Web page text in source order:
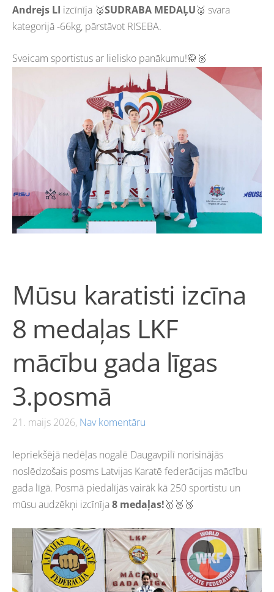
Andrejs LI izcīnīja 🥈SUDRABA MEDAĻU🥈 svara
kategorijā -66kg, pārstāvot RISEBA.
Sveicam sportistus ar lielisko panākumu!🥋🥈
Mūsu karatisti izcīna
8 medaļas LKF
mācību gada līgas
3.posmā
21. maijs 2026, Nav komentāru
Iepriekšējā nedēļas nogalē Daugavpilī norisinājās
noslēdzošais posms Latvijas Karatē federācijas mācību
gada līgā. Posmā piedalījās vairāk kā 250 sportistu un
mūsu audzēkņi izcīnīja8 medaļas!🥇🥈🥉